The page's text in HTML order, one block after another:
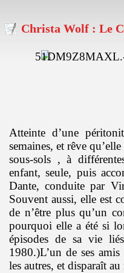
Christa Wolf : Le
Atteinte d’une
semaines, et rêve
sous-sols , à
enfant, seule, puis
Dante, conduite par
Souvent aussi, elle est
de n’être plus qu’un
pourquoi elle a été si
épisodes de sa vie
1980.)L’un de ses
les autres, et disparaît